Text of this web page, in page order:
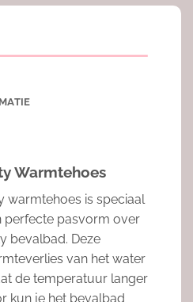
Warmtehoes
warmtehoes is speciaal
perfecte pasvorm over
bevalbad. Deze
van het water
de temperatuur langer
kun je het bevalbad